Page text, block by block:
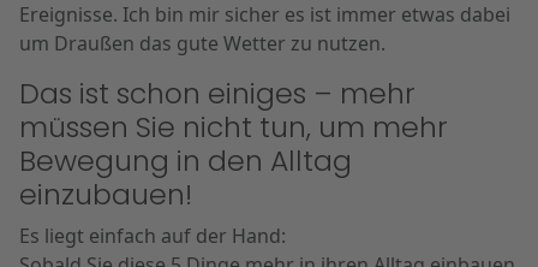
Ereignisse. Ich bin mir sicher es ist immer etwas dabei
um Draußen das gute Wetter zu nutzen.
Das ist schon einiges – mehr
müssen Sie nicht tun, um mehr
Bewegung in den Alltag
einzubauen!
Es liegt einfach auf der Hand: